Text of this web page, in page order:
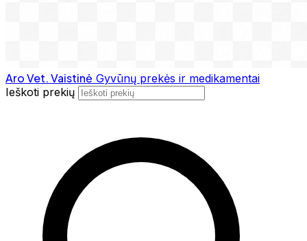
Aro Vet. Vaistinė Gyvūnų prekės ir medikamentai
Ieškoti prekių